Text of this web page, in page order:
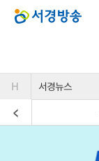
H 서경뉴스